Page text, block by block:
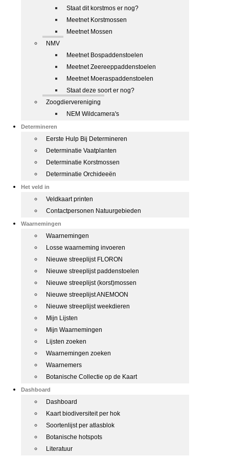
Staat dit korstmos er nog?
Meetnet Korstmossen
Meetnet Mossen
NMV
Meetnet Bospaddenstoelen
Meetnet Zeereeppaddenstoelen
Meetnet Moeraspaddenstoelen
Staat deze soort er nog?
Zoogdiervereniging
NEM Wildcamera's
Determineren
Eerste Hulp Bij Determineren
Determinatie Vaatplanten
Determinatie Korstmossen
Determinatie Orchideeën
Het veld in
Veldkaart printen
Contactpersonen Natuurgebieden
Waarnemingen
Waarnemingen
Losse waarneming invoeren
Nieuwe streeplijst FLORON
Nieuwe streeplijst paddenstoelen
Nieuwe streeplijst (korst)mossen
Nieuwe streeplijst ANEMOON
Nieuwe streeplijst weekdieren
Mijn Lijsten
Mijn Waarnemingen
Lijsten zoeken
Waarnemingen zoeken
Waarnemers
Botanische Collectie op de Kaart
Dashboard
Dashboard
Kaart biodiversiteit per hok
Soortenlijst per atlasblok
Botanische hotspots
Literatuur